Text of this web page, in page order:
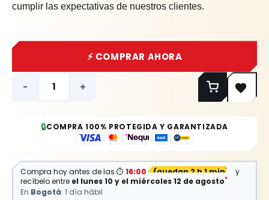
cumplir las expectativas de nuestros clientes.
- +
⚡ COMPRAR AHORA
🔒COMPRA 100% PROTEGIDA Y GARANTIZADA
Compra hoy antes de las ⏱ 16:00 (quedan 2 h 1 min)
y
recíbelo entre el lunes 10 y el miércoles 12 de agosto*
En Bogotá: 1 día hábil